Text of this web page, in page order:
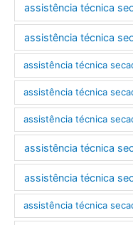
assistência técnica
assistência técnica
assistência técnica
assistência técnica
assistência técnica
assistência técnica
assistência técnica
assistência técnica